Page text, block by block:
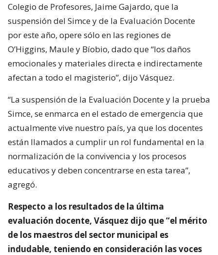
Colegio de Profesores, Jaime Gajardo, que la
suspensión del Simce y de la Evaluación Docente
por este año, opere sólo en las regiones de
O’Higgins, Maule y Bíobio, dado que “los daños
emocionales y materiales directa e indirectamente
afectan a todo el magisterio”, dijo Vásquez.
“La suspensión de la Evaluación Docente y la prueba
Simce, se enmarca en el estado de emergencia que
actualmente vive nuestro país, ya que los docentes
están llamados a cumplir un rol fundamental en la
normalización de la convivencia y los procesos
educativos y deben concentrarse en esta tarea”,
agregó.
Respecto a los resultados de la última
evaluación docente, Vásquez dijo que “el mérito
de los maestros del sector municipal es
indudable, teniendo en consideración las voces